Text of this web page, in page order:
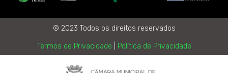
© 2023 Todos os direitos reservados
Termos de Privacidade Política de Privacidade